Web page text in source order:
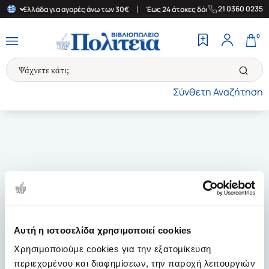
Αυτή η ιστοσελίδα χρησιμοποιεί cookies
Χρησιμοποιούμε cookies για την εξατομίκευση
περιεχομένου και διαφημίσεων, την παροχή λειτουργιών
Ελλάδα για αγορές άνω των 30€ Έως 24 άτοκες δόσεις |
21 0360 0235
Σύνθετη Αναζήτηση
0